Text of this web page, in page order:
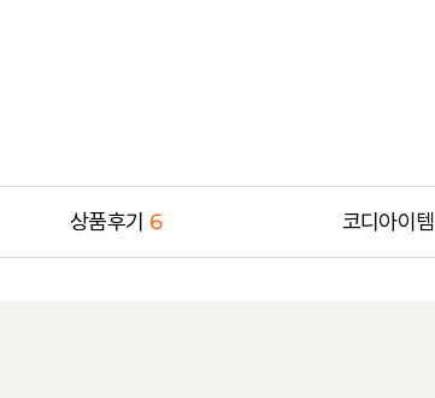
상품후기 6 코디아이템